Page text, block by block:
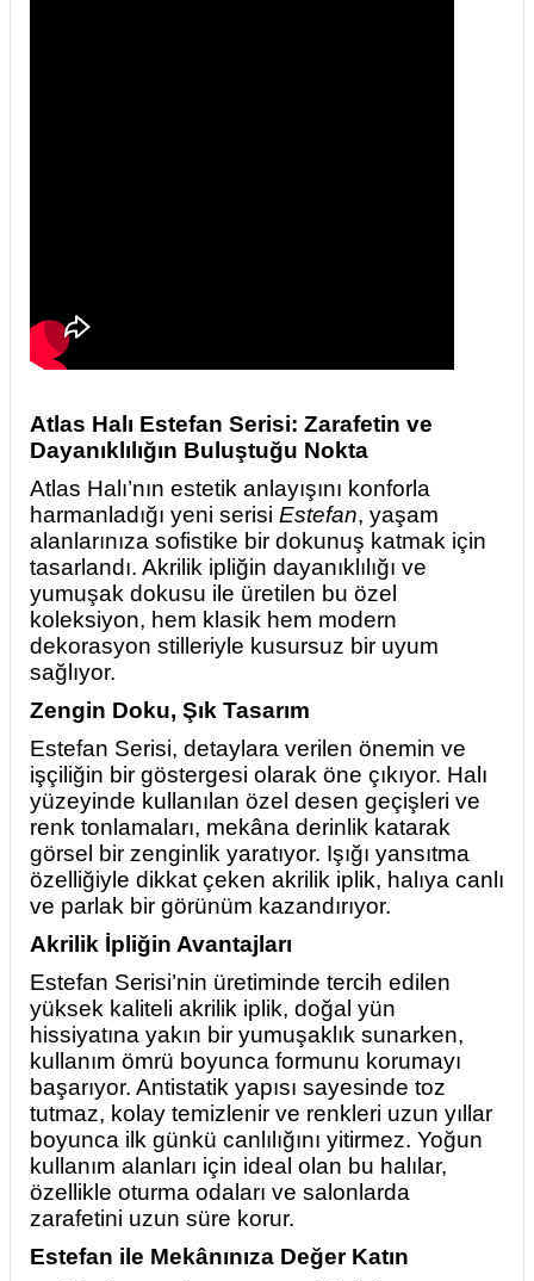
Atlas Halı Estefan Serisi: Zarafetin ve
Dayanıklılığın Buluştuğu Nokta
Atlas Halı’nın estetik anlayışını konforla
harmanladığı yeni serisi Estefan, yaşam
alanlarınıza sofistike bir dokunuş katmak için
tasarlandı. Akrilik ipliğin dayanıklılığı ve
yumuşak dokusu ile üretilen bu özel
koleksiyon, hem klasik hem modern
dekorasyon stilleriyle kusursuz bir uyum
sağlıyor.
Zengin Doku, Şık Tasarım
Estefan Serisi, detaylara verilen önemin ve
işçiliğin bir göstergesi olarak öne çıkıyor. Halı
yüzeyinde kullanılan özel desen geçişleri ve
renk tonlamaları, mekâna derinlik katarak
görsel bir zenginlik yaratıyor. Işığı yansıtma
özelliğiyle dikkat çeken akrilik iplik, halıya canlı
ve parlak bir görünüm kazandırıyor.
Akrilik İpliğin Avantajları
Estefan Serisi’nin üretiminde tercih edilen
yüksek kaliteli akrilik iplik, doğal yün
hissiyatına yakın bir yumuşaklık sunarken,
kullanım ömrü boyunca formunu korumayı
başarıyor. Antistatik yapısı sayesinde toz
tutmaz, kolay temizlenir ve renkleri uzun yıllar
boyunca ilk günkü canlılığını yitirmez. Yoğun
kullanım alanları için ideal olan bu halılar,
özellikle oturma odaları ve salonlarda
zarafetini uzun süre korur.
Estefan ile Mekânınıza Değer Katın